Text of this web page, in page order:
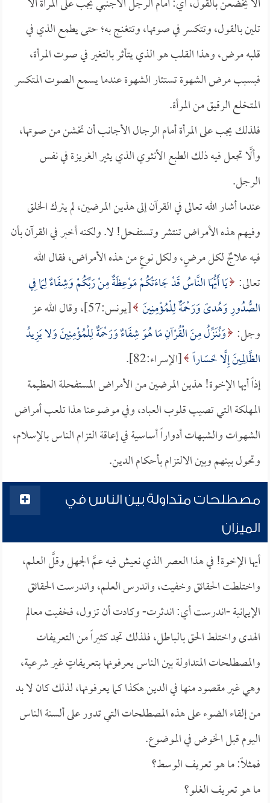
تلين بالقول، وتتكسر في صوتها، وتتغنج به؛ حتى يطمع الذي في
قلبه مرض، وهذا القلب هو الذي يتأثر بالتغير في صوت المرأة،
فبسبب مرض الشهوة تستثار الشهوة عندما يسمع الصوت المتكسر
المتخلع الرقيق من المرأة.
فلذلك يجب على المرأة أمام الرجال الأجانب أن تخشن من صوتها،
وألَّا تجعل فيه ذلك الطبع الأنثوي الذي يثير الغريزة في نفس
الرجل.
عندما أشار الله تعالى في القرآن إلى هذين المرضين، لم يترك الخلق
وفيهم هذه الأمراض تنتشر وتستفحل! لا. ولكنه أخبر في القرآن بأن
فيه علاجٌ لكل مرضٍ، ولكل نوعٍ من هذه الأمراض، فقال الله
تعالى: يَا أَيُّهَا النَّاسُ قَدْ جَاءَتْكُمْ مَوْعِظَةٌ مِنْ رَبِّكُمْ وَشِفَاءٌ لِمَا فِي
الصُّدُورِ وَهُدىً وَرَحْمَةٌ لِلْمُؤْمِنِينَ
[يونس:57]، وقال الله عز
وجل: وَنُنَزِّلُ مِنَ الْقُرْآنِ مَا هُوَ شِفَاءٌ وَرَحْمَةٌ لِلْمُؤْمِنِينَ وَلا يَزِيدُ
الظَّالِمِينَ إِلَّا خَسَاراً [الإسراء:82].
إذاً أيها الإخوة! هذين المرضين من الأمراض المستفحلة العظيمة
المهلكة التي تصيب قلوب العباد، وفي موضوعنا هذا تلعب أمراض
الشهوات والشبهات أدواراً أساسية في إعاقة التزام الناس بالإسلام،
وتحول بينهم وبين الالتزام بأحكام الدين.
مصطلحات متداولة بين الناس في
الميزان
أيها الإخوة! في هذا العصر الذي نعيش فيه عمَّ الجهل وقلَّ العلم،
واختلطت الحقائق وخفيت، واندرس العلم، واندرست الحقائق
الإيمانية -اندرست أي: اندثرت- وكادت أن تزول، فخفيت معالم
الهدى واختلط الحق بالباطل، فلذلك تجد كثيراً من التعريفات
والمصطلحات المتداولة بين الناس يعرفونها بتعريفاتٍ غير شرعية،
وهي غير مقصود منها في الدين هكذا كما يعرفونها، لذلك كان لا بد
من إلقاء الضوء على هذه المصطلحات التي تدور على ألسنة الناس
اليوم قبل الخوض في الموضوع.
فمثلاً: ما هو تعريف الوسط؟
ما هو تعريف الغلو؟